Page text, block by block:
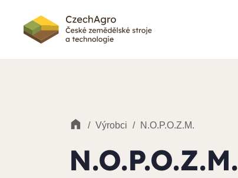
/ Výrobci / N.O.P.O.Z.M.
N.O.P.O.Z.M.